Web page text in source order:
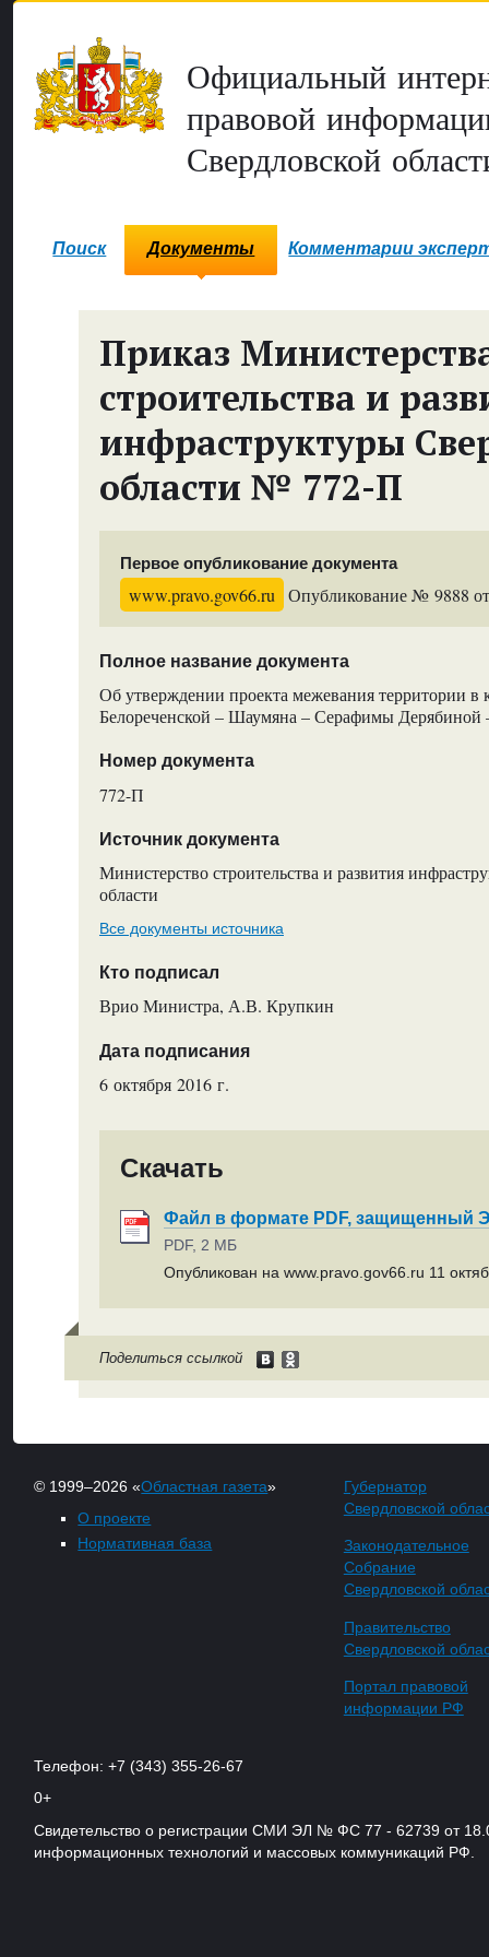
Официальный
правовой
Свердловской
Поиск Документы Комментарии
Приказ
строительства и
инфраструктуры
области № 772-П
Первое опубликование документа
www.pravo.gov66.ru Опубликование № 9888
Полное название документа
Об утверждении проекта межевания территории в
Белореченской – Шаумяна – Серафимы Дерябиной
Номер документа
772-П
Источник документа
Министерство строительства и развития
области
Все документы источника
Кто подписал
Врио Министра, А.В. Крупкин
Дата подписания
6 октября 2016 г.
Скачать
Файл в формате PDF, защищенный
PDF, 2 МБ
Опубликован на www.pravo.gov66.ru 11
Поделиться ссылкой
© 1999–2026 «Областная газета»
О проекте
Нормативная база
Губернатор
Свердловской
Законодательное
Собрание
Свердловской
Правительство
Свердловской
Портал правовой
информации РФ
Телефон: +7 (343) 355-26-67
0+
Свидетельство о регистрации СМИ ЭЛ № ФС 77 - 62739 от
информационных технологий и массовых коммуникаций РФ.